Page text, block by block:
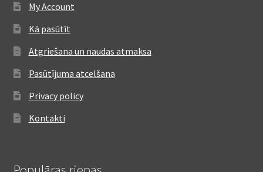
My Account
Kā pasūtīt
Atgriešana un naudas atmaksa
Pasūtījuma atcelšana
Privacy policy
Kontakti